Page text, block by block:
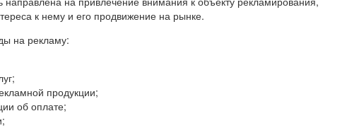
к нему и его продвижение на рынке.
на рекламу:
продукции;
об оплате;